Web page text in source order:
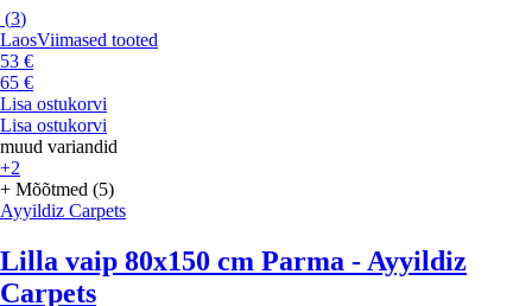
(3)
LaosViimased tooted
53 €
65 €
Lisa ostukorvi
Lisa ostukorvi
muud variandid
+2
+ Mõõtmed (5)
Ayyildiz Carpets
Lilla vaip 80x150 cm Parma - Ayyildiz
Carpets